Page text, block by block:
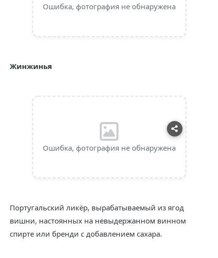
Ошибка, фотография не обнаружена
Жинжинья
Ошибка, фотография не обнаружена
Португальский ликёр, вырабатываемый из ягод
вишни, настоянных на невыдержанном винном
спирте или бренди с добавлением сахара.